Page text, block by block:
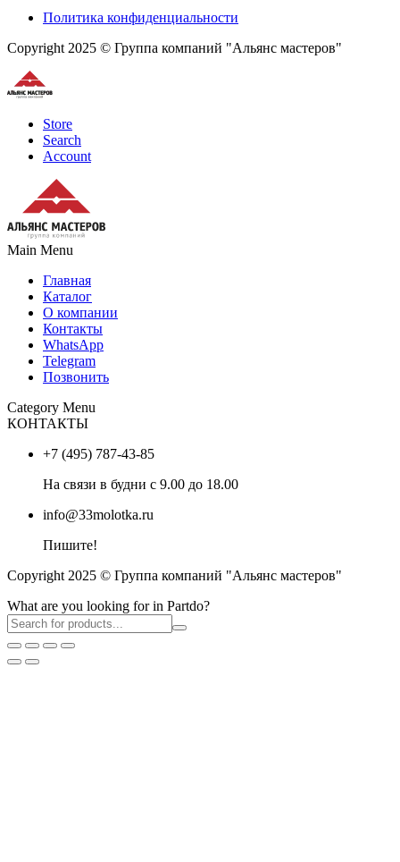
Политика конфиденциальности
Copyright 2025 © Группа компаний "Альянс мастеров"
Store
Search
Account
Main Menu
Главная
Каталог
О компании
Контакты
WhatsApp
Telegram
Позвонить
Category Menu
КОНТАКТЫ
+7 (495) 787-43-85
На связи в будни с 9.00 до 18.00
info@33molotka.ru
Пишите!
Copyright 2025 © Группа компаний "Альянс мастеров"
What are you looking for in Partdo?